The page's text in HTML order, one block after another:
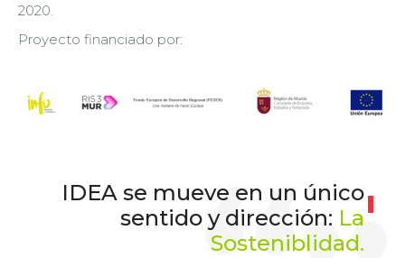
2020.
Proyecto financiado por:
IDEA se mueve en un único
sentido y dirección: La
Sosteniblidad.